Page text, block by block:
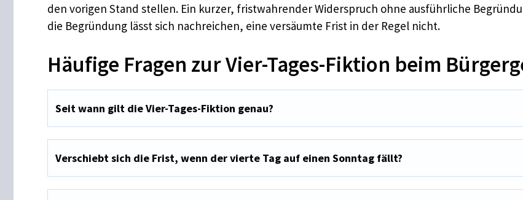
den vorigen Stand stellen. Ein kurzer, fristwahrender Widerspruch ohne ausführliche
die Begründung lässt sich nachreichen, eine versäumte Frist in der Regel nicht.
Häufige Fragen zur Vier-Tages-Fiktion beim
Seit wann gilt die Vier-Tages-Fiktion genau?
Verschiebt sich die Frist, wenn der vierte Tag auf einen Sonntag fällt?